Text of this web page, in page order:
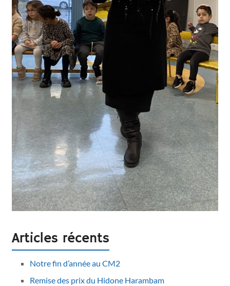
Articles récents
Notre fin d’année au CM2
Remise des prix du Hidone Harambam